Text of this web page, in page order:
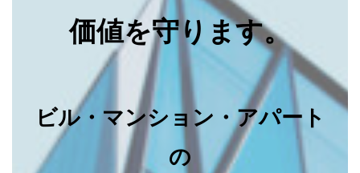
価値を守ります。
ビル・マンション・アパート
の